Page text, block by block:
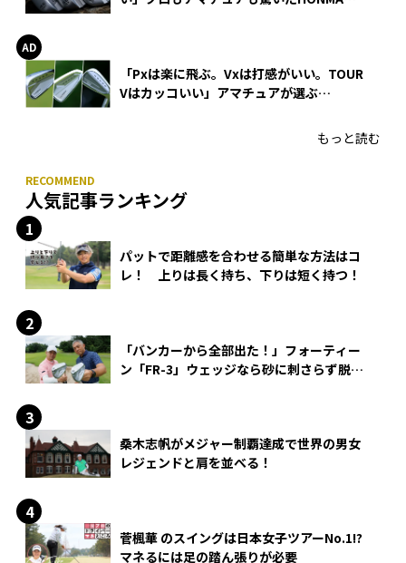
「Pxは楽に飛ぶ。Vxは打感がいい。TOUR
Vはカッコいい」アマチュアが選ぶ
もっと読む
人気記事ランキング
パットで距離感を合わせる簡単な方法はコ
レ！ 上りは長く持ち、下りは短く持つ！
「バンカーから全部出た！」フォーティー
ン「FR-3」ウェッジなら砂に刺さらず脱出
桑木志帆がメジャー制覇達成で世界の男女
レジェンドと肩を並べる！
菅楓華 のスイングは日本女子ツアーNo.1!?
マネるには足の踏ん張りが必要